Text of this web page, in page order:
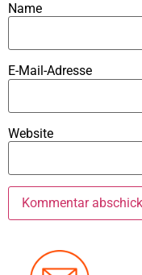
Name
E-Mail-Adresse
Website